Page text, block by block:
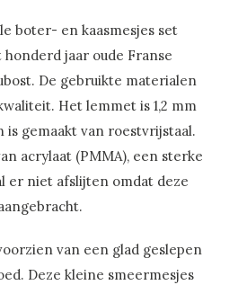
boter- en kaasmesjes set
jaar oude Franse
De gebruikte materialen
Het lemmet is 1,2 mm
is gemaakt van roestvrijstaal.
acrylaat (PMMA), een sterke
er niet afslijten omdat deze
van een glad geslepen
Deze kleine smeermesjes